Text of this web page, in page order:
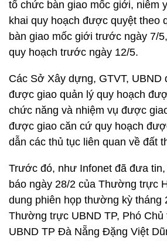
tổ chức bàn giao mốc giới, niêm
khai quy hoạch được quyệt theo
bàn giao mốc giới trước ngày 7/
quy hoạch trước ngày 12/5.
Các Sở Xây dựng, GTVT, UBND
được giao quản lý quy hoạch
chức năng và nhiệm vụ được
được giao căn cứ quy hoạch
dẫn các thủ tục liên quan về đất
Trước đó, như Infonet đã đưa
báo ngày 28/2 của Thường trực
dung phiên họp thường kỳ tháng
Thường trực UBND TP, Phó
UBND TP Đà Nẵng Đặng Việt